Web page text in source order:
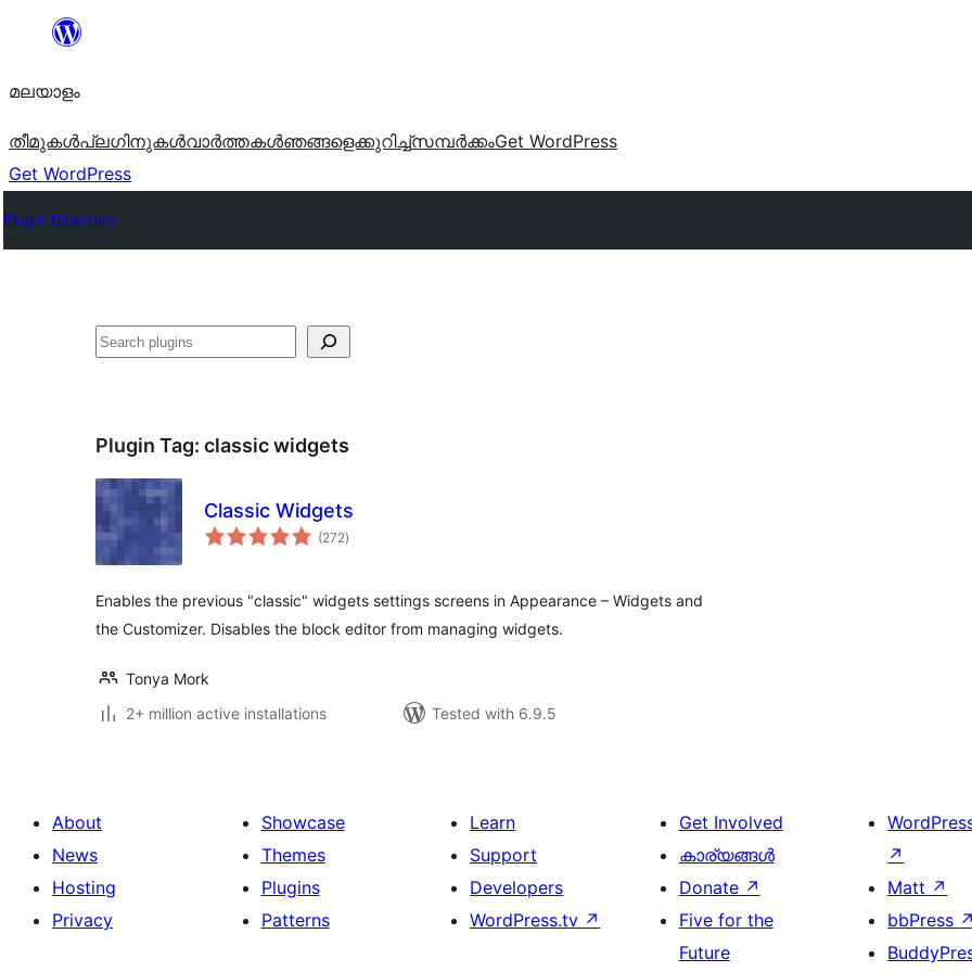
ഉള്ളടക്കത്തിലേക്ക്
മലയാളം
തീമുകൾപ്ലഗിനുകൾവാര്‍ത്തകള്‍ഞങ്ങളെക്കുറിച്ച്സമ്പര്‍ക്കംGet WordPress
Get WordPress
Plugin Directory
തിരയുക
Plugin Tag: classic widgets
Classic Widgets
(272total
ratings
)
Enables the previous "classic" widgets settings screens in Appearance – Widgets and
the Customizer. Disables the block editor from managing widgets.
Tonya Mork
2+ million active installations
Tested with 6.9.5
About
News
Hosting
Privacy
Showcase
Themes
Plugins
Patterns
Learn
Support
Developers
WordPress.tv ↗
Get Involved
കാര്യങ്ങള്‍
Donate ↗
Five for the
Future
↗
Matt ↗
bbPress ↗